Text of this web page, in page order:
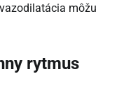
môžu
rytmus